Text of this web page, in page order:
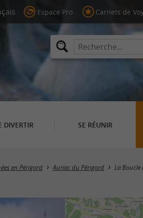
Espace Pro Carnets de
DIVERTIR SE RÉUNIR
en Périgord Auriac du Périgord La Boucle